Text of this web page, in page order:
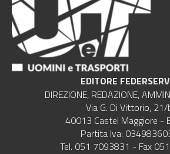
EDITORE
DIREZIONE, REDAZIONE,
Via G. Di Vittorio, 21/
40013 Castel Maggiore -
Partita Iva:
Tel. 051 7093831 - Fax